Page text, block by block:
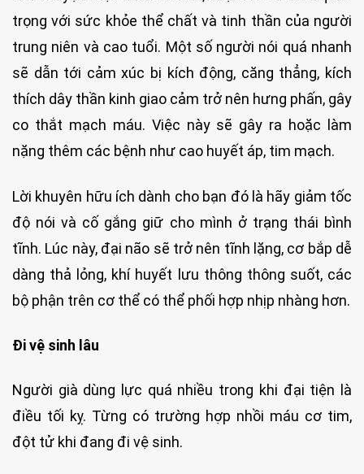
trọng với sức khỏe thể chất và tinh thần của người
trung niên và cao tuổi. Một số người nói quá nhanh
sẽ dẫn tới cảm xúc bị kích động, căng thẳng, kích
thích dây thần kinh giao cảm trở nên hưng phấn, gây
co thắt mạch máu. Việc này sẽ gây ra hoặc làm
nặng thêm các bệnh như cao huyết áp, tim mạch.
Lời khuyên hữu ích dành cho bạn đó là hãy giảm tốc
độ nói và cố gắng giữ cho mình ở trạng thái bình
tĩnh. Lúc này, đại não sẽ trở nên tĩnh lặng, cơ bắp dễ
dàng thả lỏng, khí huyết lưu thông thông suốt, các
bộ phận trên cơ thể có thể phối hợp nhịp nhàng hơn.
Đi vệ sinh lâu
Người già dùng lực quá nhiều trong khi đại tiện là
điều tối kỵ. Từng có trường hợp nhồi máu cơ tim,
đột tử khi đang đi vệ sinh.